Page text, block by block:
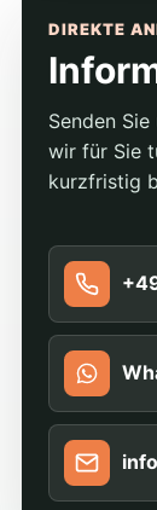
DIREKTE
Senden
wir für Sie
kurzfristig